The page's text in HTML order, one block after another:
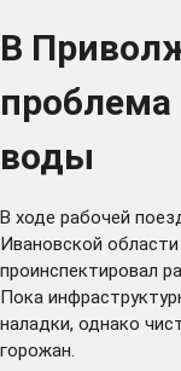
В
проблема
воды
В ходе рабочей
Ивановской
проинспектировал
Пока
наладки, однако
горожан.